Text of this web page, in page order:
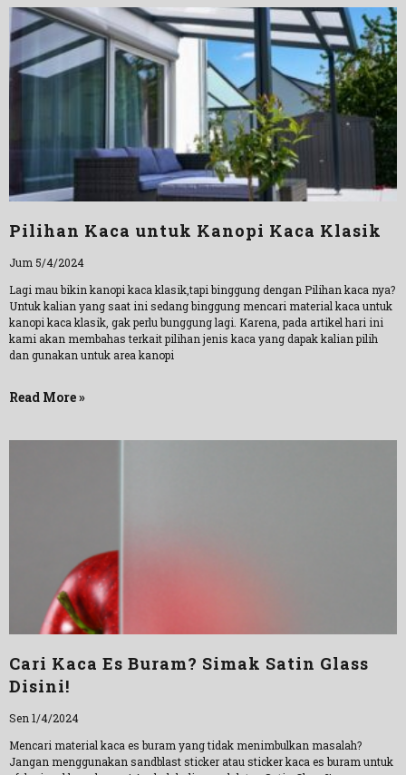
Pilihan Kaca untuk Kanopi Kaca Klasik
Jum 5/4/2024
Lagi mau bikin kanopi kaca klasik,tapi binggung dengan Pilihan kaca nya?
Untuk kalian yang saat ini sedang binggung mencari material kaca untuk
kanopi kaca klasik, gak perlu bunggung lagi. Karena, pada artikel hari ini
kami akan membahas terkait pilihan jenis kaca yang dapak kalian pilih
dan gunakan untuk area kanopi
Read More »
Cari Kaca Es Buram? Simak Satin Glass
Disini!
Sen 1/4/2024
Mencari material kaca es buram yang tidak menimbulkan masalah?
Jangan menggunakan sandblast sticker atau sticker kaca es buram untuk